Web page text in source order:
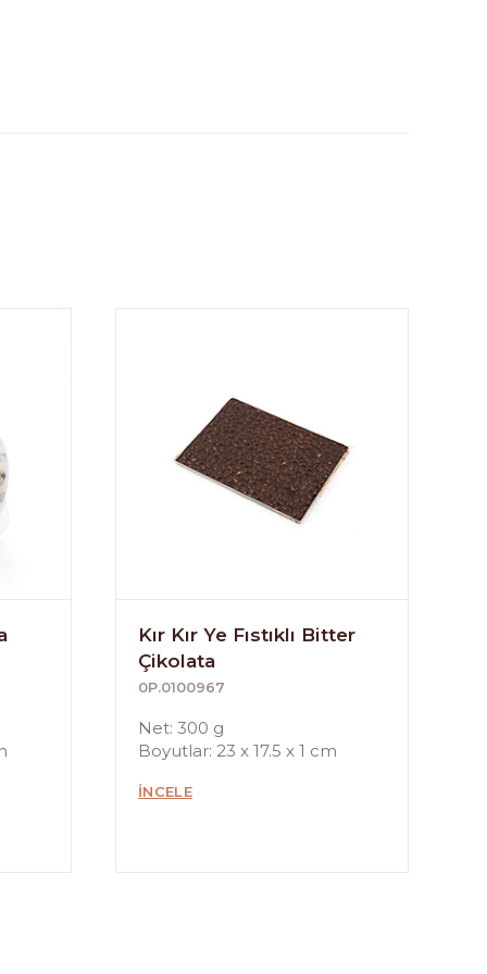
Kır Kır Ye Fıstıklı Bitter
Çikolata
0P.0100967
Net: 300 g
Boyutlar: 23 x 17.5 x 1 cm
İNCELE